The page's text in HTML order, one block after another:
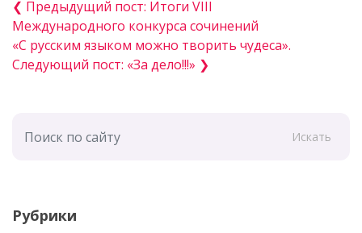
❮ Предыдущий пост: Итоги VIII
Международного конкурса сочинений
«С русским языком можно творить чудеса».
Следующий пост: «За дело!!!» ❯
Искать
Рубрики